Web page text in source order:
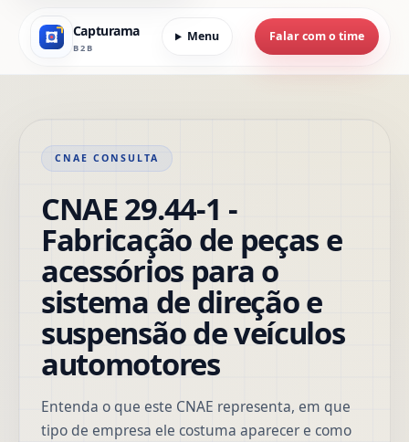
Capturama
B2B
Menu Falar com o time
CNAE CONSULTA
CNAE 29.44-1 -
Fabricação de peças e
acessórios para o
sistema de direção e
suspensão de veículos
automotores
Entenda o que este CNAE representa, em que
tipo de empresa ele costuma aparecer e como